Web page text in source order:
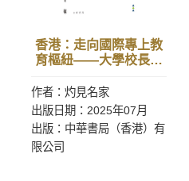
香港：走向國際專上教
育樞紐——大學校長訪
作者：灼見名家
出版日期：2025年07月
出版：中華書局（香港）有
限公司